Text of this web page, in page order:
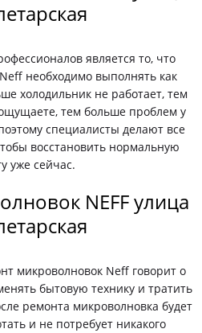
является то, что
необходимо выполнять как
холодильник не работает, тем
тем больше проблем у
специалисты делают все
восстановить нормальную
уже сейчас.
NEFF улица
микроволновок Neff говорит о
бытовую технику и тратить
ремонта микроволновка будет
и не потребует никакого